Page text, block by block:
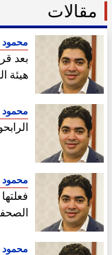
مقالات
محمود
هيئة
محمود
محمود
محمود